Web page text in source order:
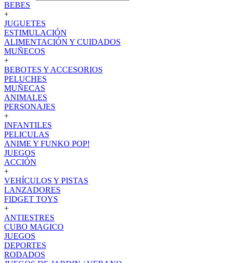
BEBES
+
JUGUETES
ESTIMULACIÓN
ALIMENTACIÓN Y CUIDADOS
MUÑECOS
+
BEBOTES Y ACCESORIOS
PELUCHES
MUÑECAS
ANIMALES
PERSONAJES
+
INFANTILES
PELICULAS
ANIME Y FUNKO POP!
JUEGOS
ACCIÓN
+
VEHÍCULOS Y PISTAS
LANZADORES
FIDGET TOYS
+
ANTIESTRES
CUBO MAGICO
JUEGOS
DEPORTES
RODADOS